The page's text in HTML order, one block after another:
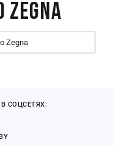
Zegna
Zegna
СОЦСЕТЯХ: